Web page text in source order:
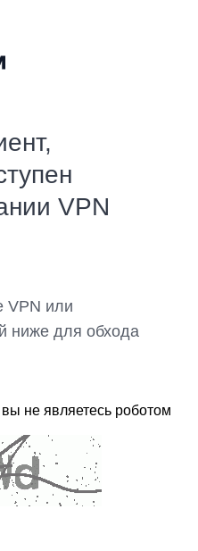
VPN
VPN или
ниже для обхода
не являетесь роботом